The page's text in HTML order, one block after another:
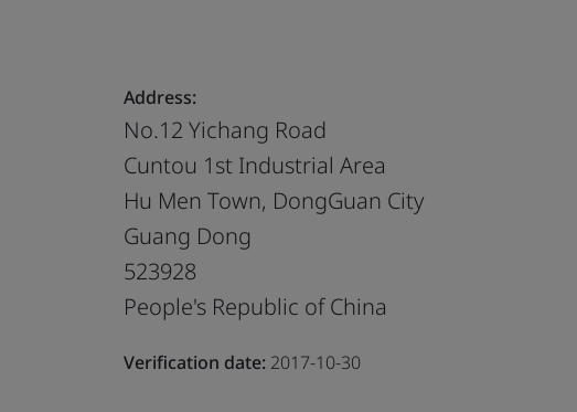
Address:
No.12 Yichang Road
Cuntou 1st Industrial Area
Hu Men Town, DongGuan City
Guang Dong
523928
People's Republic of China
Verification date: 2017-10-30